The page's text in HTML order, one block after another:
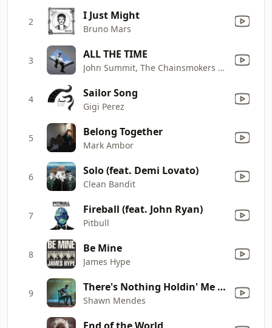
2 I Just Might
Bruno Mars
3 ALL THE TIME
John Summit, The Chainsmokers & Ilsey
4 Sailor Song
Gigi Perez
5 Belong Together
Mark Ambor
6 Solo (feat. Demi Lovato)
Clean Bandit
7 Fireball (feat. John Ryan)
Pitbull
8 Be Mine
James Hype
9 There's Nothing Holdin' Me Back
Shawn Mendes
End of the World